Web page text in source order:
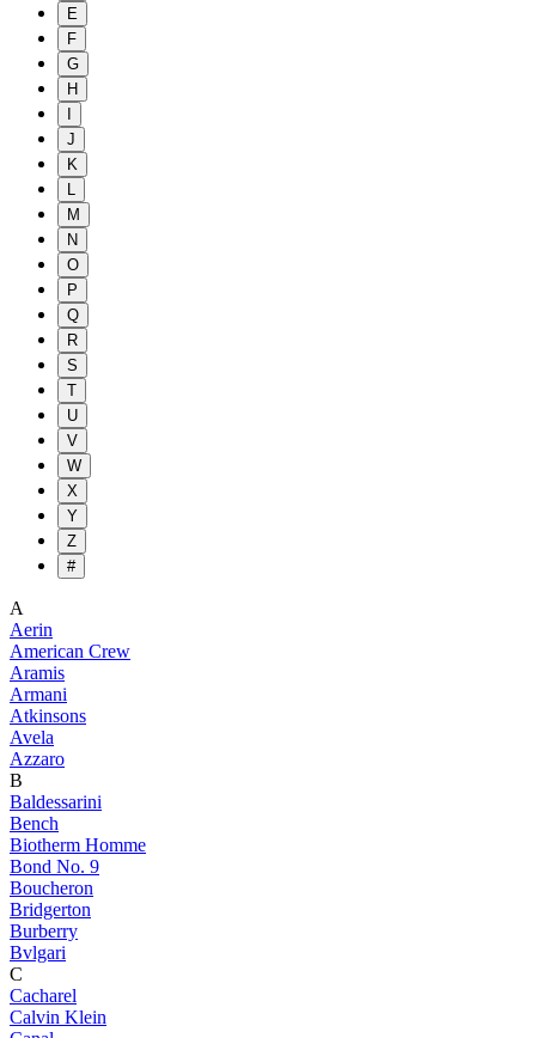
E
F
G
H
J
K
L
M
N
O
P
Q
R
S
T
U
V
W
X
Y
Z
#
A
Aerin
American Crew
Aramis
Armani
Atkinsons
Avela
Azzaro
B
Baldessarini
Bench
Biotherm Homme
Bond No. 9
Boucheron
Bridgerton
Burberry
Bvlgari
C
Cacharel
Calvin Klein